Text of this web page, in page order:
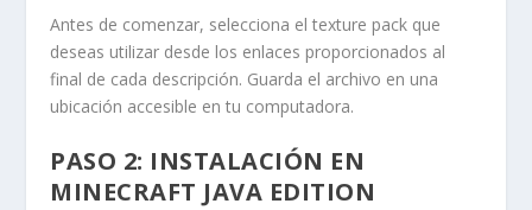
Antes de comenzar, selecciona el texture pack que
deseas utilizar desde los enlaces proporcionados al
final de cada descripción. Guarda el archivo en una
ubicación accesible en tu computadora.
PASO 2: INSTALACIÓN EN
MINECRAFT JAVA EDITION